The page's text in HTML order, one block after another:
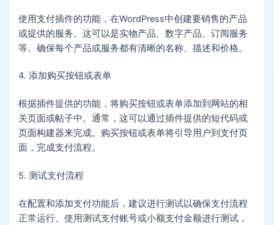
使用支付插件的功能，在WordPress中创建要销售的产品
或提供的服务。这可以是实物产品、数字产品、订阅服务
等。确保每个产品或服务都有清晰的名称、描述和价格。
4. 添加购买按钮或表单
根据插件提供的功能，将购买按钮或表单添加到网站的相
关页面或帖子中。通常，这可以通过插件提供的短代码或
页面构建器来完成。购买按钮或表单将引导用户到支付页
面，完成支付流程。
5. 测试支付流程
在配置和添加支付功能后，建议进行测试以确保支付流程
正常运行。使用测试支付账号或小额支付金额进行测试，